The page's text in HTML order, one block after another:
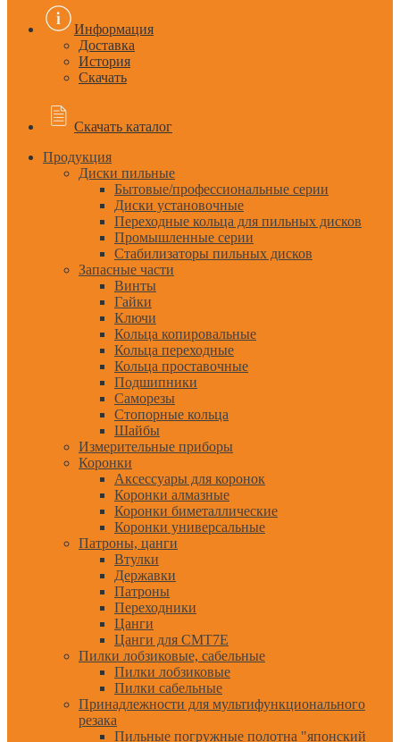
Информация
Доставка
История
Скачать
Скачать каталог
Продукция
Диски пильные
Бытовые/профессиональные серии
Диски установочные
Переходные кольца для пильных дисков
Промышленные серии
Стабилизаторы пильных дисков
Запасные части
Винты
Гайки
Ключи
Кольца копировальные
Кольца переходные
Кольца проставочные
Подшипники
Саморезы
Стопорные кольца
Шайбы
Измерительные приборы
Коронки
Аксессуары для коронок
Коронки алмазные
Коронки биметаллические
Коронки универсальные
Патроны, цанги
Втулки
Державки
Патроны
Переходники
Цанги
Цанги для CMT7E
Пилки лобзиковые, сабельные
Пилки лобзиковые
Пилки сабельные
Принадлежности для мультифункционального
резака
Пильные погружные полотна "японский